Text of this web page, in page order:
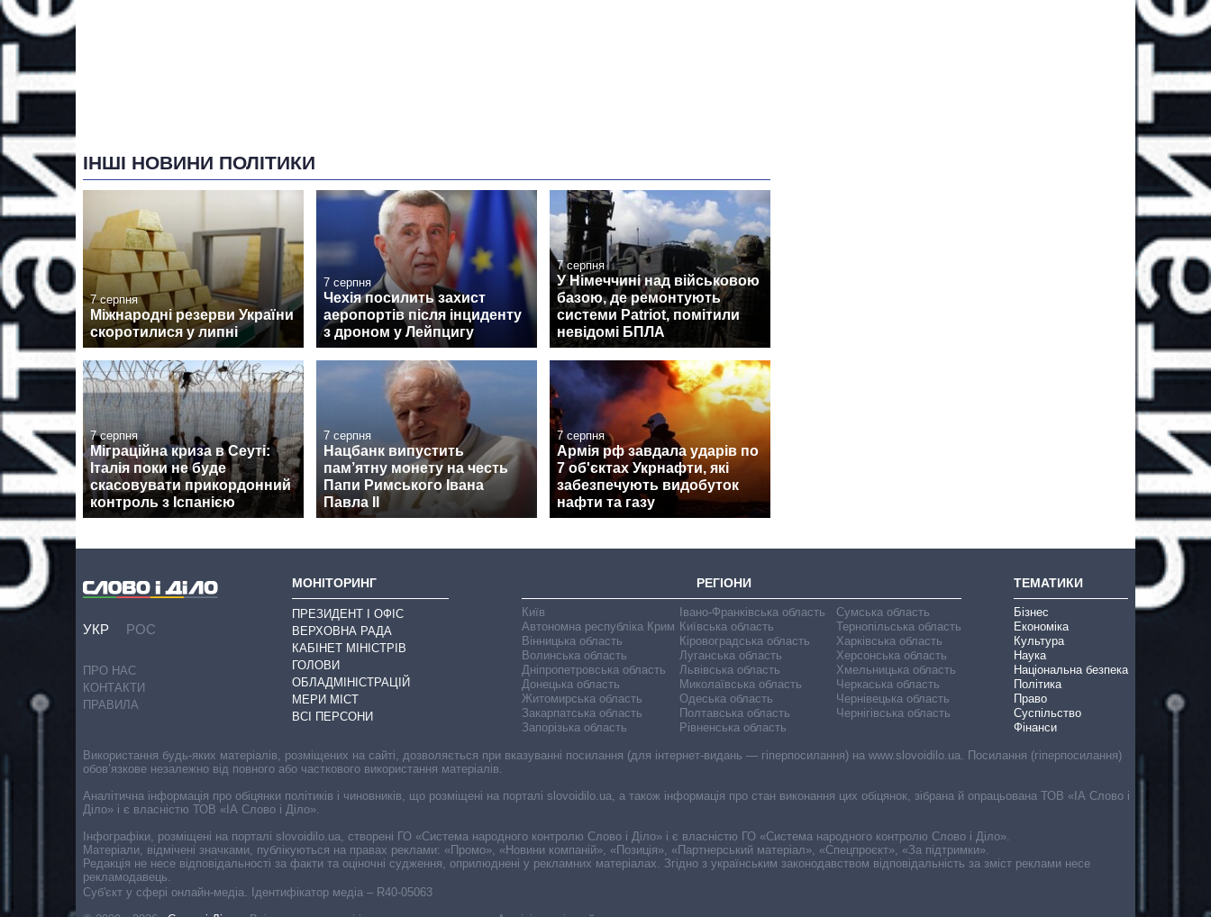
ІНШІ НОВИНИ ПОЛІТИКИ
7 серпня
Міжнародні резерви України
скоротилися у липні
7 серпня
Чехія посилить захист
аеропортів після інциденту
з дроном у Лейпцигу
7 серпня
У Німеччині над військовою
базою, де ремонтують
системи Patriot, помітили
невідомі БПЛА
7 серпня
Міграційна криза в Сеуті:
Італія поки не буде
скасовувати прикордонний
контроль з Іспанією
7 серпня
Нацбанк випустить
пам’ятну монету на честь
Папи Римського Івана
Павла II
7 серпня
Армія рф завдала ударів по
7 об'єктах Укрнафти, які
забезпечують видобуток
нафти та газу
УКР РОС
ПРО НАС
КОНТАКТИ
ПРАВИЛА
МОНІТОРИНГ
ПРЕЗИДЕНТ І ОФІС
ВЕРХОВНА РАДА
КАБІНЕТ МІНІСТРІВ
ГОЛОВИ
ОБЛАДМІНІСТРАЦІЙ
МЕРИ МІСТ
ВСІ ПЕРСОНИ
РЕГІОНИ
Київ
Автономна республіка Крим
Вінницька область
Волинська область
Дніпропетровська область
Донецька область
Житомирська область
Закарпатська область
Запорізька область
Івано-Франківська область
Київська область
Кіровоградська область
Луганська область
Львівська область
Миколаївська область
Одеська область
Полтавська область
Рівненська область
Сумська область
Тернопільська область
Харківська область
Херсонська область
Хмельницька область
Черкаська область
Чернівецька область
Чернігівська область
ТЕМАТИКИ
Бізнес
Економіка
Культура
Наука
Національна безпека
Політика
Право
Суспільство
Фінанси
Cуб'єкт у сфері онлайн-медіа. Ідентифікатор медіа – R40-05063
Використання будь-яких матеріалів, розміщених на сайті, дозволяється при вказуванні посилання (для інтернет-видань — гіперпосилання) на www.slovoidilo.ua. Посилання (гіперпосилання)
обов’язкове незалежно від повного або часткового використання матеріалів.
Аналітична інформація про обіцянки політиків і чиновників, що розміщені на порталі slovoidilo.ua, а також інформація про стан виконання цих обіцянок, зібрана й опрацьована ТОВ «ІА Слово і
Діло» і є власністю ТОВ «ІА Слово і Діло».
Інфографіки, розміщені на порталі slovoidilo.ua, створені ГО «Система народного контролю Слово і Діло» і є власністю ГО «Система народного контролю Слово і Діло».
Матеріали, відмічені значками, публікуються на правах реклами: «Промо», «Новини компаній», «Позиція», «Партнерський матеріал», «Спецпроєкт», «За підтримки».
Редакція не несе відповідальності за факти та оціночні судження, оприлюднені у рекламних матеріалах. Згідно з українським законодавством відповідальність за зміст реклами несе
рекламодавець.